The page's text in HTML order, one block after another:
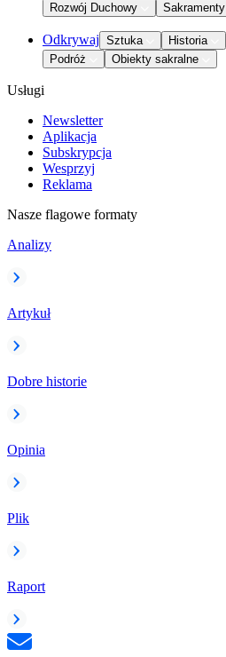
Rozwój Duchowy
Sakramenty
Odkrywaj Sztuka Historia
Podróż
Obiekty sakralne
Usługi
Newsletter
Aplikacja
Subskrypcja
Wesprzyj
Reklama
Nasze flagowe formaty
Analizy
Artykuł
Dobre historie
Opinia
Plik
Raport